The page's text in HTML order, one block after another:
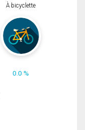
À bicyclette
0.0 %